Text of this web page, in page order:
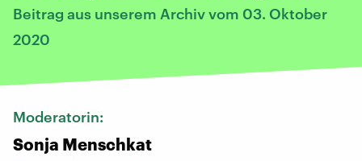
Beitrag aus unserem Archiv vom 03. Oktober
2020
Moderatorin:
Sonja Menschkat